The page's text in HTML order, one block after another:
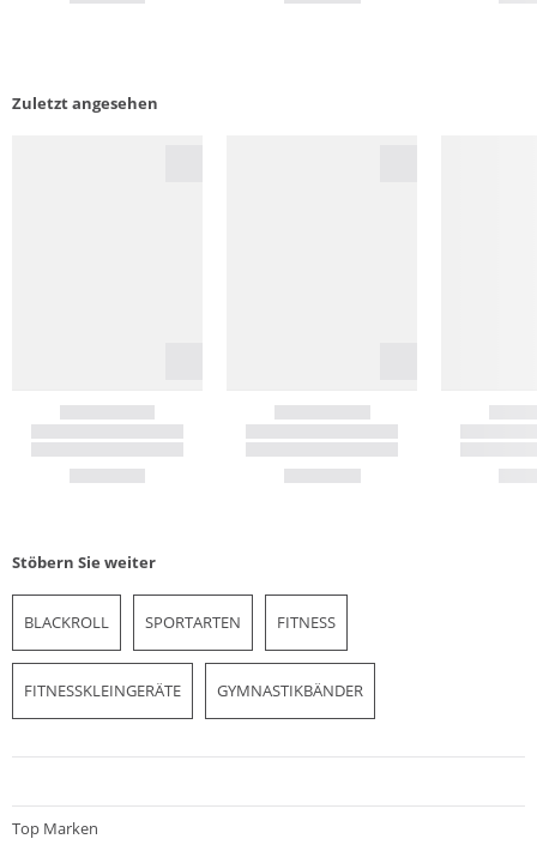
Zuletzt angesehen
Stöbern Sie weiter
BLACKROLL SPORTARTEN FITNESS
FITNESSKLEINGERÄTE GYMNASTIKBÄNDER
Top Marken